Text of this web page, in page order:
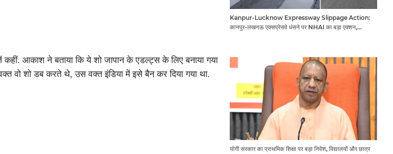
आकाश ने बताया कि ये शो जापान के एडल्ट्स के लिए बनाया गया
वो शो डब करते थे, उस वक्त इंडिया में इसे बैन कर दिया गया था.
Kanpur-Lucknow Expressway Slippage Action:
कानपुर-लखनऊ एक्सप्रेसवे धंसने पर NHAI का बड़ा एक्शन,
योगी सरकार का प्राथमिक शिक्षा पर बड़ा निवेश, विद्यालयों और छात्र